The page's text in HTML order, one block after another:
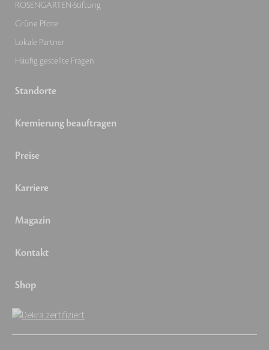
ROSENGARTEN-Stiftung
Grüne Pfote
Lokale Partner
Häufig gestellte Fragen
Standorte
Kremierung beauftragen
Preise
Karriere
Magazin
Kontakt
Shop